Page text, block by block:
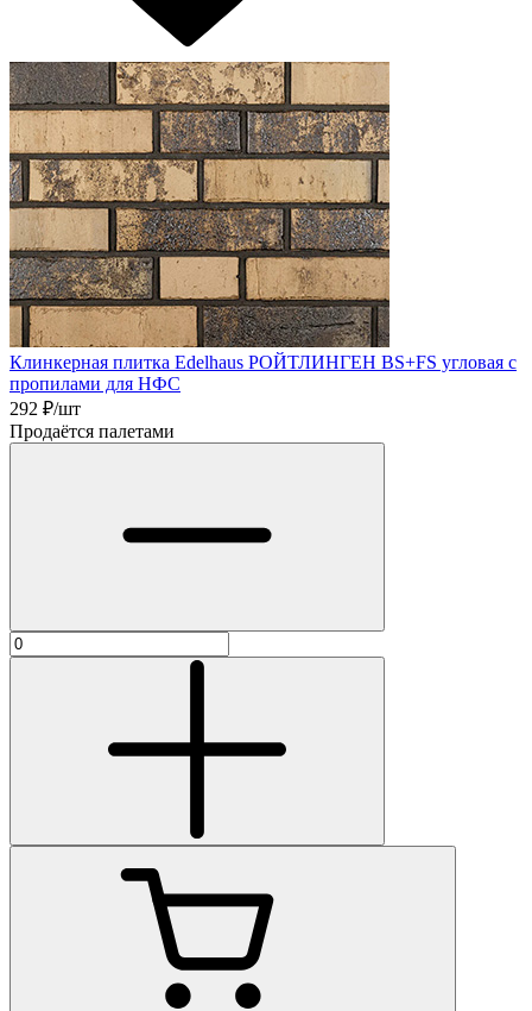
Клинкерная плитка Edelhaus РОЙТЛИНГЕН BS+FS угловая с
пропилами для НФС
292 ₽/шт
Продаётся палетами